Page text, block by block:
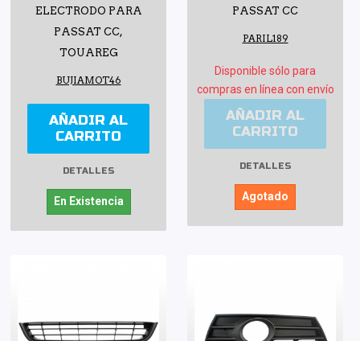
ELECTRODO PARA
PASSAT CC,
TOUAREG
BUJIAMOT46
AÑADIR AL
CARRITO
DETALLES
En Existencia
PASSAT CC
PARIL189
Disponible sólo para
compras en línea con envío
AÑADIR AL
CARRITO
DETALLES
Agotado